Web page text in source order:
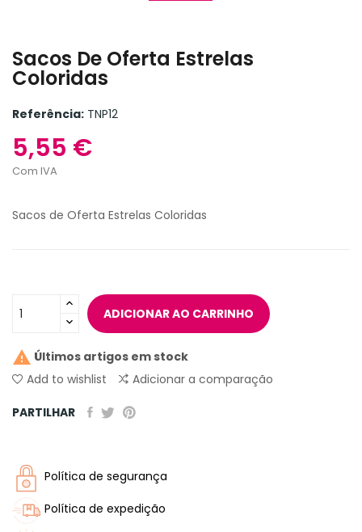
Sacos De Oferta Estrelas
Coloridas
Referência: TNP12
5,55 €
Com IVA
Sacos de Oferta Estrelas Coloridas
ADICIONAR AO CARRINHO
 Últimos artigos em stock
Add to wishlist
Adicionar a comparação
PARTILHAR
Política de segurança
Política de expedição